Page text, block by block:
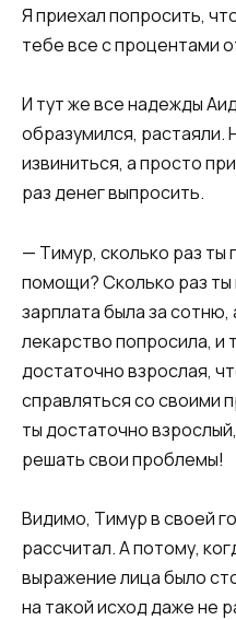
Я приехал попросить,
тебе все с процентами
И тут же все надежды
образумился, растаяли.
извиниться, а просто
раз денег выпросить.
— Тимур, сколько раз ты
помощи? Сколько раз ты
зарплата была за сотню,
лекарство попросила, и
достаточно взрослая,
справляться со своими
ты достаточно
решать свои проблемы!
Видимо, Тимур в своей
рассчитал. А потому,
выражение лица было
на такой исход даже не